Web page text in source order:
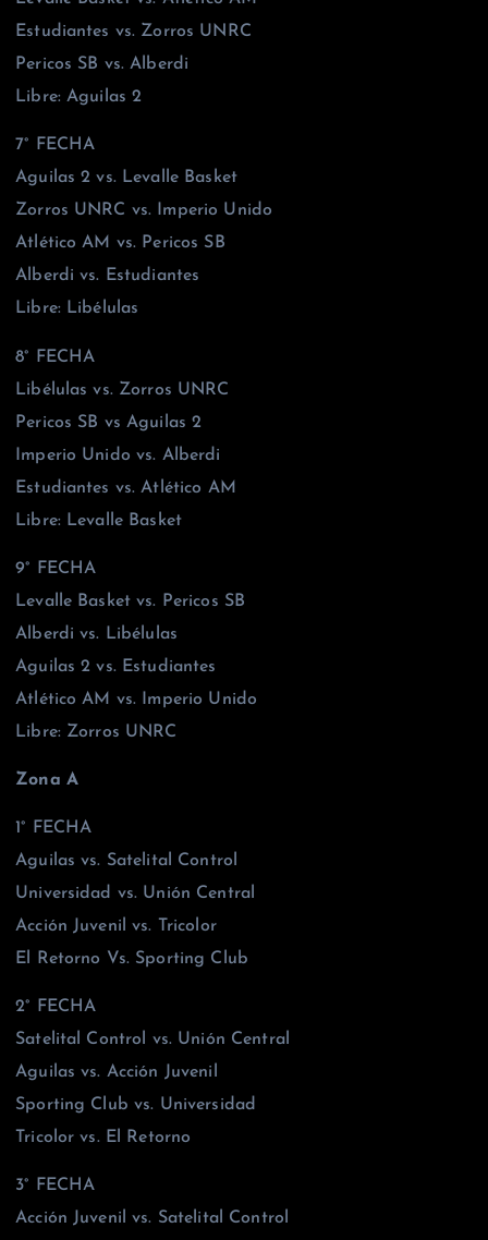
Estudiantes vs. Zorros UNRC
Pericos SB vs. Alberdi
Libre: Aguilas 2
7° FECHA
Aguilas 2 vs. Levalle Basket
Zorros UNRC vs. Imperio Unido
Atlético AM vs. Pericos SB
Alberdi vs. Estudiantes
Libre: Libélulas
8° FECHA
Libélulas vs. Zorros UNRC
Pericos SB vs Aguilas 2
Imperio Unido vs. Alberdi
Estudiantes vs. Atlético AM
Libre: Levalle Basket
9° FECHA
Levalle Basket vs. Pericos SB
Alberdi vs. Libélulas
Aguilas 2 vs. Estudiantes
Atlético AM vs. Imperio Unido
Libre: Zorros UNRC
Zona A
1° FECHA
Aguilas vs. Satelital Control
Universidad vs. Unión Central
Acción Juvenil vs. Tricolor
El Retorno Vs. Sporting Club
2° FECHA
Satelital Control vs. Unión Central
Aguilas vs. Acción Juvenil
Sporting Club vs. Universidad
Tricolor vs. El Retorno
3° FECHA
Acción Juvenil vs. Satelital Control